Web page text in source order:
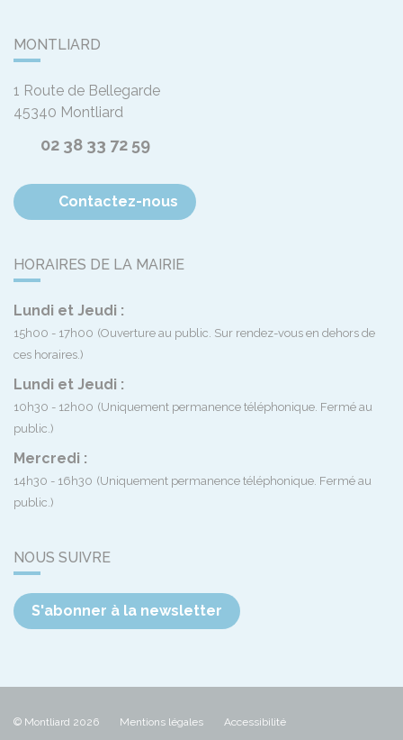
MONTLIARD
1 Route de Bellegarde
45340 Montliard
02 38 33 72 59
Contactez-nous
HORAIRES DE LA MAIRIE
Lundi et Jeudi :
15h00 - 17h00 (Ouverture au public. Sur rendez-vous en dehors de
ces horaires.)
Lundi et Jeudi :
10h30 - 12h00 (Uniquement permanence téléphonique. Fermé au
public.)
Mercredi :
14h30 - 16h30 (Uniquement permanence téléphonique. Fermé au
public.)
NOUS SUIVRE
S'abonner à la newsletter
© Montliard 2026 Mentions légales
Accessibilité